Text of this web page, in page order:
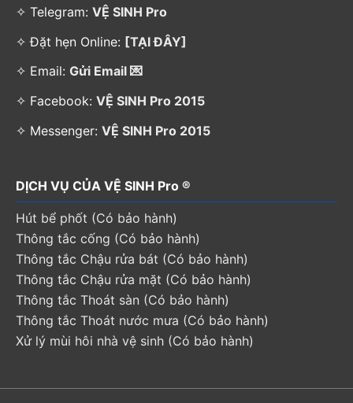
✧ Telegram: VỆ SINH Pro
✧ Đặt hẹn Online: [TẠI ĐÂY]
✧ Email: Gửi Email 💌
✧ Facebook: VỆ SINH Pro 2015
✧ Messenger: VỆ SINH Pro 2015
DỊCH VỤ CỦA VỆ SINH Pro ®
Hút bể phốt (Có bảo hành)
Thông tắc cống (Có bảo hành)
Thông tắc Chậu rửa bát (Có bảo hành)
Thông tắc Chậu rửa mặt (Có bảo hành)
Thông tắc Thoát sàn (Có bảo hành)
Thông tắc Thoát nước mưa (Có bảo hành)
Xử lý mùi hôi nhà vệ sinh (Có bảo hành)